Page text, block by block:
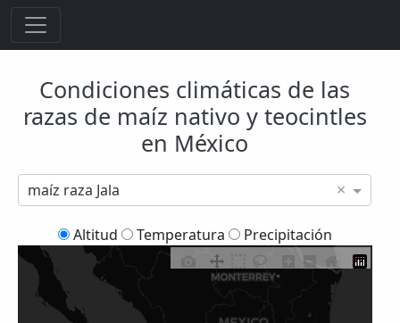
Condiciones climáticas de las
razas de maíz nativo y teocintles
en México
maíz raza Jala ×
Altitud Temperatura Precipitación